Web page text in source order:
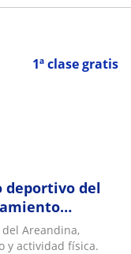
1ª clase gratis
deportivo del
Areandina,
y actividad física.